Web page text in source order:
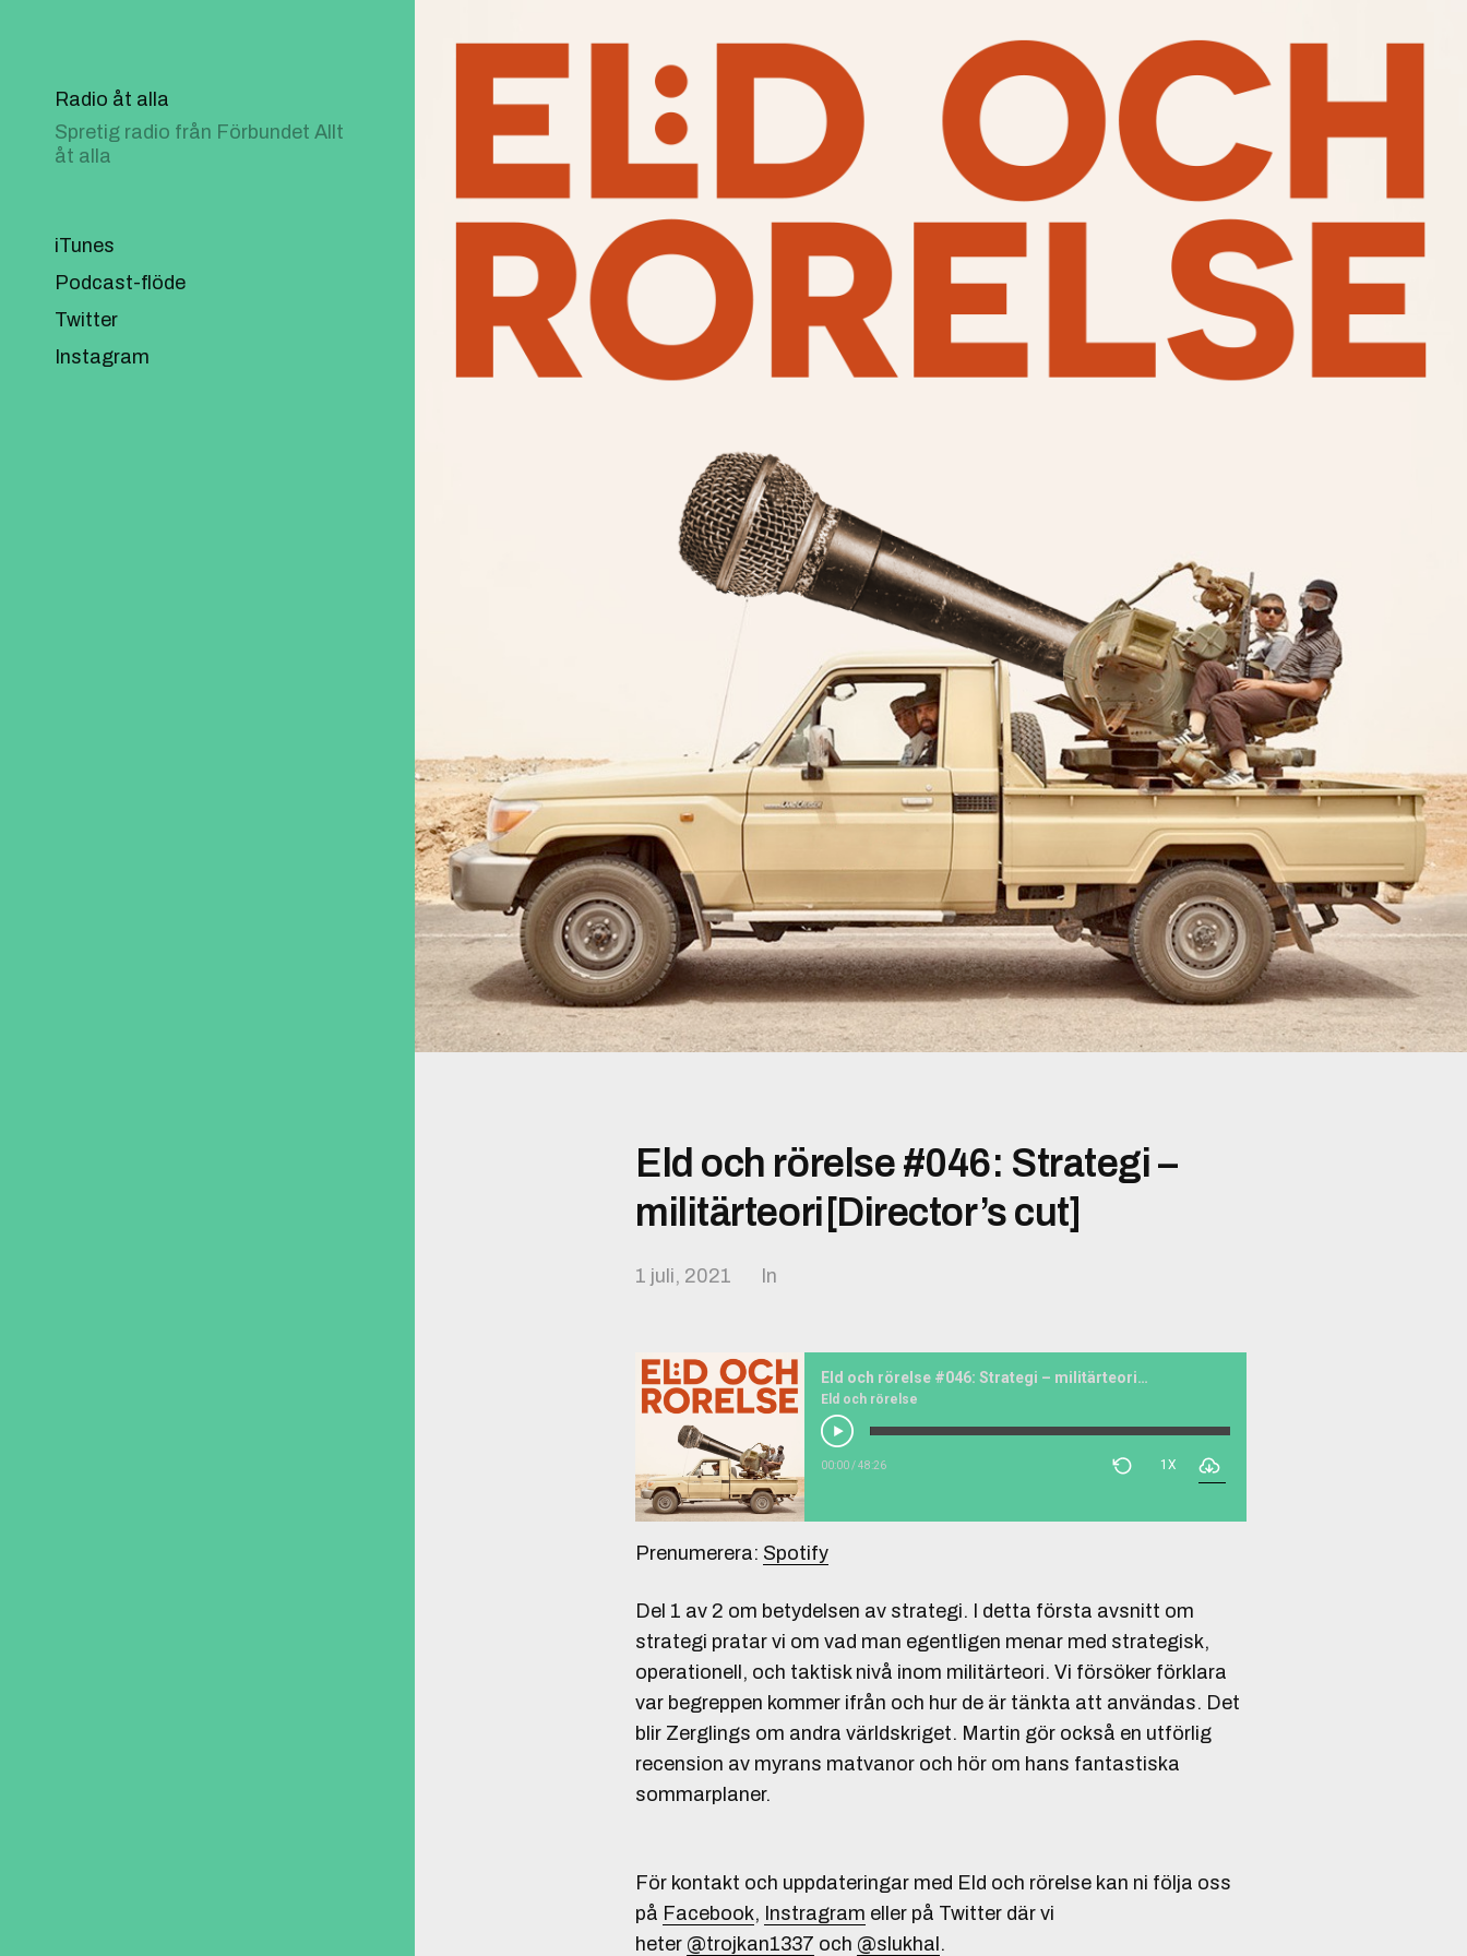
Radio åt alla
Spretig radio från Förbundet Allt
åt alla
iTunes
Podcast-flöde
Twitter
Instagram
Eld och rörelse #046: Strategi –
militärteori[Director’s cut]
1 juli, 2021 In
Eld och rörelse #046: Strategi – militärteori[Director’s cut]
Eld och rörelse
00:00/48:26 1X
Prenumerera: Spotify
Del 1 av 2 om betydelsen av strategi. I detta första avsnitt om
strategi pratar vi om vad man egentligen menar med strategisk,
operationell, och taktisk nivå inom militärteori. Vi försöker förklara
var begreppen kommer ifrån och hur de är tänkta att användas. Det
blir Zerglings om andra världskriget. Martin gör också en utförlig
recension av myrans matvanor och hör om hans fantastiska
sommarplaner.
För kontakt och uppdateringar med Eld och rörelse kan ni följa oss
på Facebook, Instragram eller på Twitter där vi
heter @trojkan1337 och @slukhal .